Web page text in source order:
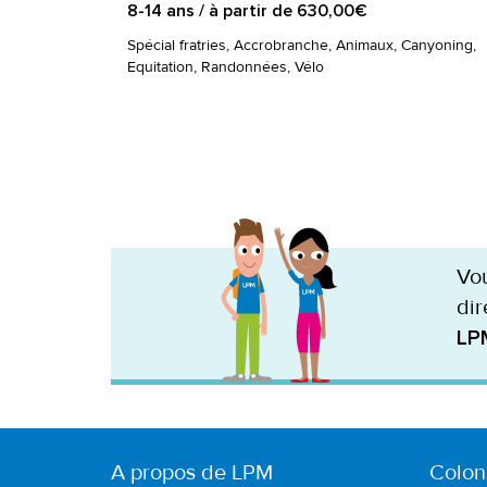
8-14 ans / à partir de 630,00€
Spécial fratries, Accrobranche, Animaux, Canyoning,
Equitation, Randonnées, Vélo
A propos de LPM